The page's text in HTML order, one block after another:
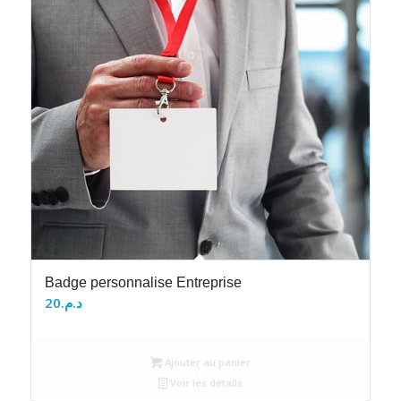
Badge personnalise Entreprise
د.م.20
Ajouter au panier
Voir les détails